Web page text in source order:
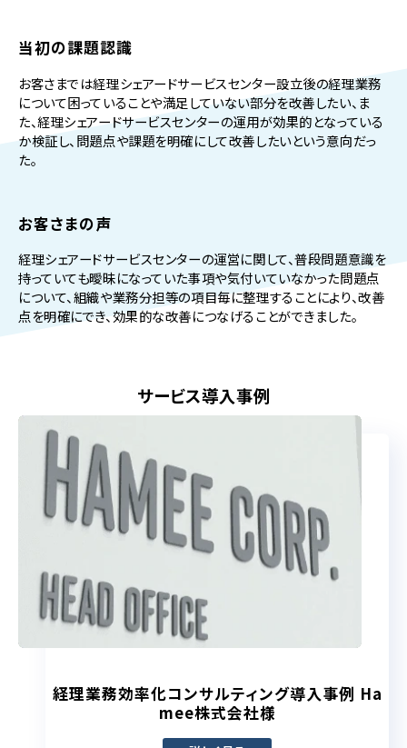
当初の課題認識
お客さまでは経理シェアードサービスセンター設立後の経理業務
について困っていることや満足していない部分を改善したい、ま
た、経理シェアードサービスセンターの運用が効果的となっている
か検証し、問題点や課題を明確にして改善したいという意向だっ
た。
お客さまの声
経理シェアードサービスセンターの運営に関して、普段問題意識を
持っていても曖昧になっていた事項や気付いていなかった問題点
について、組織や業務分担等の項目毎に整理することにより、改善
点を明確にでき、効果的な改善につなげることができました。
サービス導入事例
経理業務効率化コンサルティング導入事例 Ha
mee株式会社様